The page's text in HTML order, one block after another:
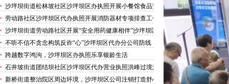
沙坪坝街道松林坡社区沙坪坝区办执照开展小餐馆食品安
全专项检查
劳动路社区沙坪坝区代办执照开展消防器材专项排查工作
沙坪坝街道劳动路社区开展“安全用药健康相伴”沙坪坝区
代办执照卫生健康讲座
不听不信不贪念构筑反诈“心”沙坪坝区代办分公司防线
——沙坪坝街道松林坡社区开展青少年暑期反诈宣传活动
跨越数字鸿沟，沙坪坝区办执照乐享银龄生活
石井坡街道团结坝社区沙坪坝区代办营业执照洪峰过境河
边值守
新桥街道整治院区周边环境，沙坪坝区公司注销打造舒心